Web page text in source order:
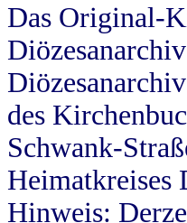
Das Original-
des
Schwank-
Heimatkreises
Hinweis: